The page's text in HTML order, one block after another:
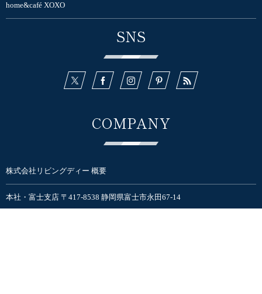
home&café XOXO
SNS
COMPANY
株式会社リビングディー 概要
本社・富士支店 〒417-8538 静岡県富士市永田67-14